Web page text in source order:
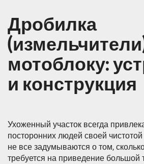
Дробилка
мотоблоку:
и конструкция
Ухоженный участок всегда
посторонних людей своей
не все задумываются о том,
требуется на приведение большой